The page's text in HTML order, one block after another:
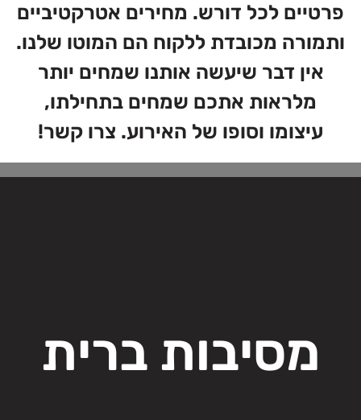
פרטיים לכל דורש. מחירים אטרקטיביים
ותמורה מכובדת ללקוח הם המוטו שלנו.
אין דבר שיעשה אותנו שמחים יותר
מלראות אתכם שמחים בתחילתו,
עיצומו וסופו של האירוע. צרו קשר!
מסיבות ברית